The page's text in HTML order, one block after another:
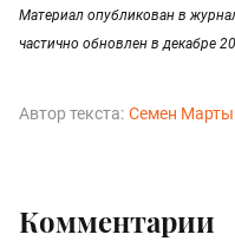
Материал опубликован в
частично обновлен в декабре
Автор текста: Семен
Комментарии